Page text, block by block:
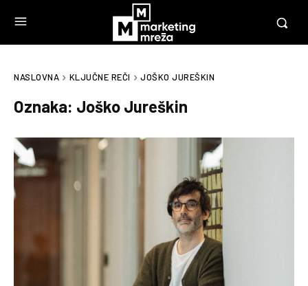
NASLOVNA KLJUČNE REČI JOŠKO JUREŠKIN
Oznaka: Joško Jureškin